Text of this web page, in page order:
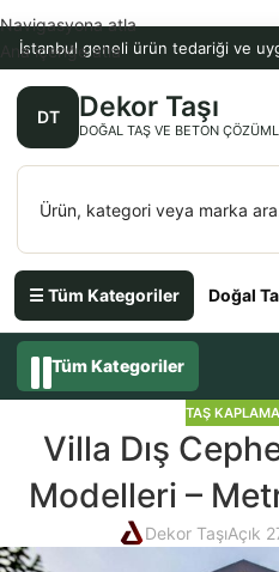
İstanbul geneli ürün tedariği ve
DT Dekor Taşı
DOĞAL TAŞ VE BETON
☰ Tüm Kategoriler Doğal
Navigasyona atla
Ana içeriğe atla
Tüm Kategoriler
TAŞ
Villa Dış
Modelleri –
Dekor TaşıAçık